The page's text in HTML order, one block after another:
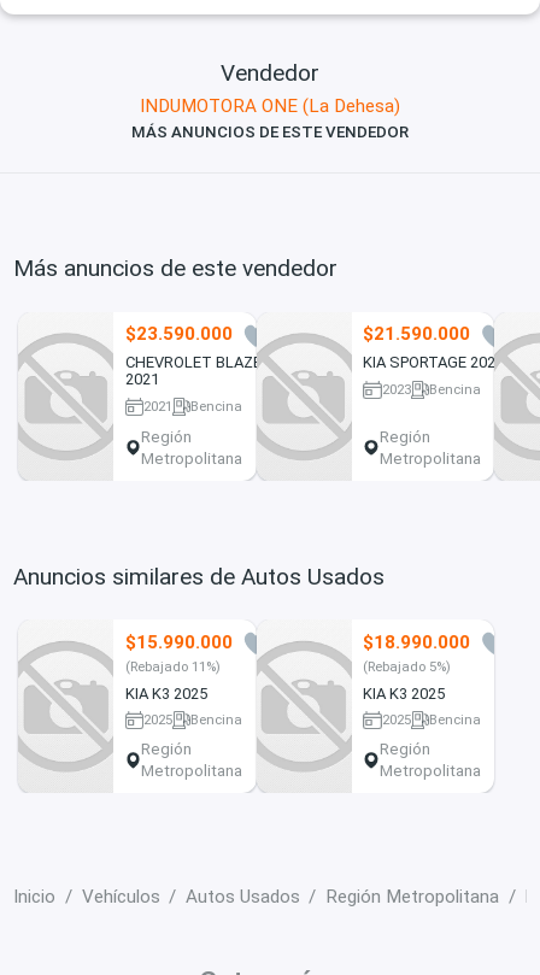
Vendedor
INDUMOTORA ONE (La Dehesa)
MÁS ANUNCIOS DE ESTE VENDEDOR
Más anuncios de este vendedor
$23.590.000
0
CHEVROLET BLAZER
2021
2021
Bencina
Región
Metropolitana
$21.590.000
0
KIA SPORTAGE 2023
2023
Bencina
Región
Metropolitana
Anuncios similares de Autos Usados
$15.990.000 8
(Rebajado 11%)
KIA K3 2025
2025
Bencina
Región
Metropolitana
$18.990.000
(Rebajado 5%)
KIA K3 2025
2025
Bencina
Región
Metropolitana
Inicio Vehículos Autos Usados Región Metropolitana